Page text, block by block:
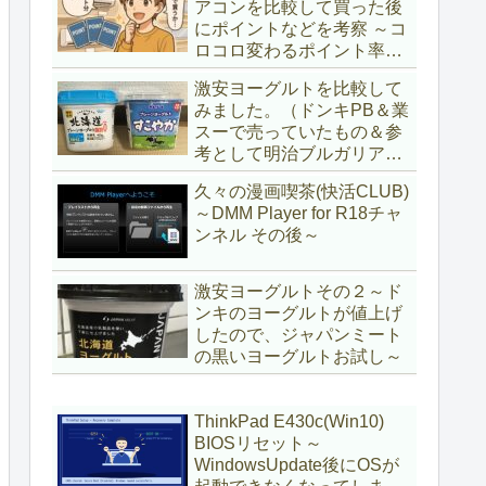
アコンを比較して買った後
にポイントなどを考察 ～コ
ロコロ変わるポイント率に
注意＆株主優待券はポイン
ト率が低い時に使うべし～
激安ヨーグルトを比較して
みました。（ドンキPB＆業
スーで売っていたもの＆参
考として明治ブルガリアヨ
ーグルト)
久々の漫画喫茶(快活CLUB)
～DMM Player for R18チャ
ンネル その後～
激安ヨーグルトその２～ド
ンキのヨーグルトが値上げ
したので、ジャパンミート
の黒いヨーグルトお試し～
ThinkPad E430c(Win10)
BIOSリセット～
WindowsUpdate後にOSが